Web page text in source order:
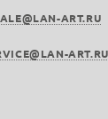
ART.RU
ART.RU